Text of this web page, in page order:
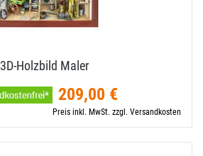
3D-​Holzbild Maler
209,00 €
Preis inkl. MwSt. zzgl. Versandkosten